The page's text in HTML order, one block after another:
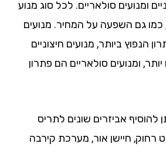
סולאריים. לכל סוג מנוע
גם השפעה על המחיר. מנועים
ביותר, מנועים חיצוניים
סולאריים הם פתרון
אביזרים שונים לתריס
חיישן אור, מערכת קירבה